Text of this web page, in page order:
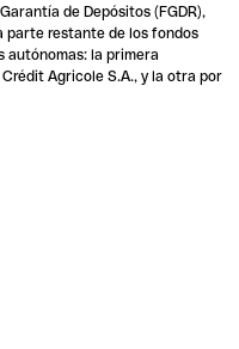
de Depósitos (FGDR),
parte restante de los fondos
la primera
Agricole S.A., y la otra por